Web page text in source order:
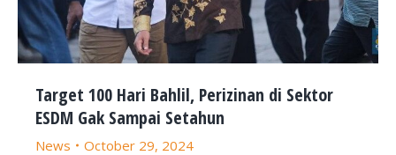
Target 100 Hari Bahlil, Perizinan di Sektor
ESDM Gak Sampai Setahun
News October 29, 2024